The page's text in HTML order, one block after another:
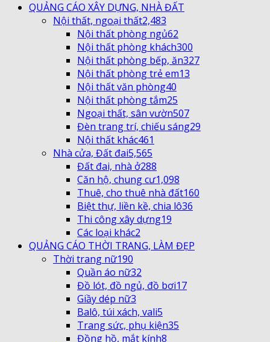
QUẢNG CÁO XÂY DỰNG, NHÀ ĐẤT
Nội thất, ngoại thất2,483
Nội thất phòng ngủ62
Nội thất phòng khách300
Nội thất phòng bếp, ăn327
Nội thất phòng trẻ em13
Nội thất văn phòng40
Nội thất phòng tắm25
Ngoại thất, sân vườn507
Đèn trang trí, chiếu sáng29
Nội thất khác461
Nhà cửa, Đất đai5,565
Đất đai, nhà ở288
Căn hộ, chung cư1,098
Thuê, cho thuê nhà đất160
Biệt thự, liền kề, chia lô36
Thi công xây dựng19
Các loại khác2
QUẢNG CÁO THỜI TRANG, LÀM ĐẸP
Thời trang nữ190
Quần áo nữ32
Đồ lót, đồ ngủ, đồ bơi17
Giầy dép nữ3
Balô, túi xách, vali5
Trang sức, phụ kiện35
Đồng hồ, mắt kính8